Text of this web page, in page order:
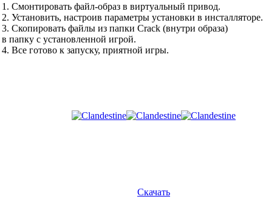
1. Смонтировать файл-образ в виртуальный привод.
2. Установить, настроив параметры установки в инсталляторе.
3. Cкопировать файлы из папки Crack (внутри образа)
в папку с установленной игрой.
4. Все готово к запуску, приятной игры.
Скачать